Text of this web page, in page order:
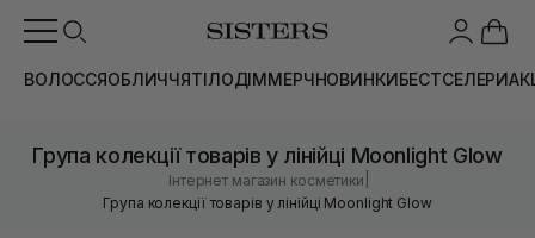
ВОЛОССЯОБЛИЧЧЯТІЛОДІММЕРЧНОВИНКИБЕСТСЕЛЕРИ
Група колекції товарів у лінійці Moonlight Glow
Інтернет магазин косметики
Група колекції товарів у лінійці Moonlight Glow